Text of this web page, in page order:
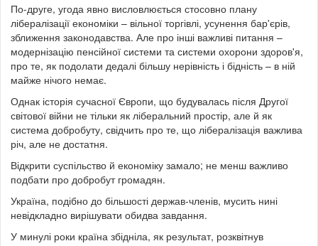
По-друге, угода явно висловлюється стосовно плану
лібералізації економіки – вільної торгівлі, усунення бар'єрів,
зближення законодавства. Але про інші важливі питання –
модернізацію пенсійної системи та системи охорони здоров'я,
про те, як подолати дедалі більшу нерівність і бідність – в ній
майже нічого немає.
Однак історія сучасної Європи, що будувалась після Другої
світової війни не тільки як ліберальний простір, але й як
система добробуту, свідчить про те, що лібералізація важлива
річ, але не достатня.
Відкрити суспільство й економіку замало; не менш важливо
подбати про добробут громадян.
Україна, подібно до більшості держав-членів, мусить нині
невідкладно вирішувати обидва завдання.
У минулі роки країна збідніла, як результат, розквітнув